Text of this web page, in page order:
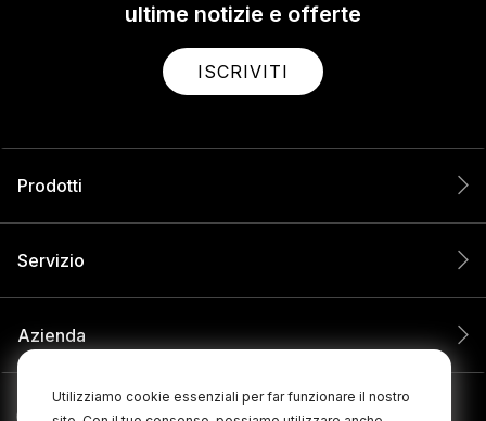
Utilizziamo cookie essenziali per far funzionare il nostro
ultime notizie e offerte
ISCRIVITI
Prodotti
Servizio
Azienda